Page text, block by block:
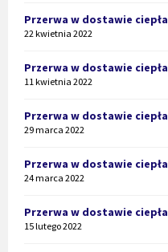
Przerwa w dostawie ciepła
22 kwietnia 2022
Przerwa w dostawie ciepła
11 kwietnia 2022
Przerwa w dostawie ciepła
29 marca 2022
Przerwa w dostawie ciepła
24 marca 2022
Przerwa w dostawie ciepła
15 lutego 2022